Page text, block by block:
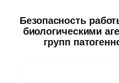
Безопасность
биологическими
групп